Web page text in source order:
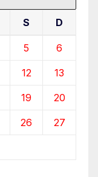
S D
5 6
12 13
19 20
26 27